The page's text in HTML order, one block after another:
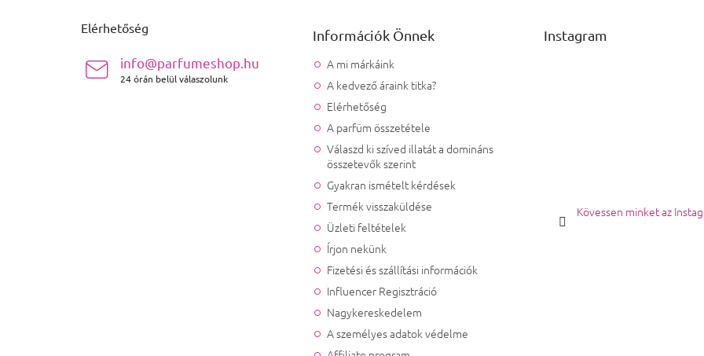
Elérhetőség
info@parfumeshop.hu
24 órán belül válaszolunk
Információk Önnek
A mi márkáink
A kedvező áraink titka?
Elérhetőség
A parfüm összetétele
Válaszd ki szíved illatát a domináns
összetevők szerint
Gyakran ismételt kérdések
Termék visszaküldése
Üzleti feltételek
Írjon nekünk
Fizetési és szállítási információk
Influencer Regisztráció
Nagykereskedelem
A személyes adatok védelme
Instagram
Kövessen minket az